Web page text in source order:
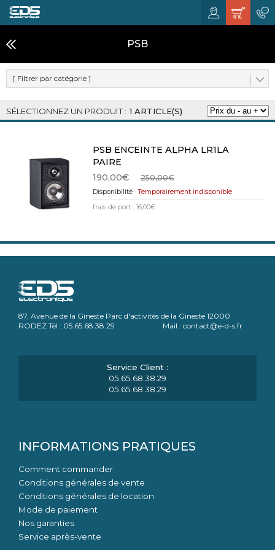
PSB
[ Filtrer par catégorie ]
1 ARTICLE(S)
PSB ENCEINTE ALPHA LR1LA
PAIRE
190,00€
250,00€
Temporairement indisponible
frais de port : 16,00€
87, Avenue de la Gineste Parc d'activités de la Gineste 12000
RODEZ Tél : 05.65.68.38.29 Mail : contact@e-d-s.fr
05.65.68.38.29
05.65.68.38.29
INFORMATIONS PRATIQUES
Comment commander
Conditions générales de vente
Conditions générales de location
Mode de paiement
Nos garanties
Service après-vente